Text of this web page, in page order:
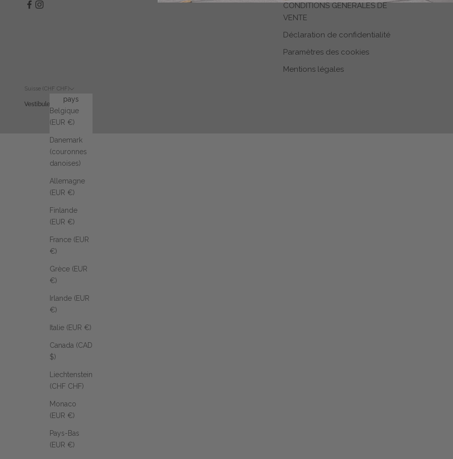
CONDITIONS GÉNÉRALES DE
VENTE
Déclaration de confidentialité
Paramètres des cookies
Mentions légales
Suisse (CHF CHF)
pays
Belgique
(EUR €)
Danemark
(couronnes
danoises)
Allemagne
(EUR €)
Finlande
(EUR €)
France (EUR
€)
Grèce (EUR
€)
Irlande (EUR
€)
Italie (EUR €)
Canada (CAD
$)
Liechtenstein
(CHF CHF)
Monaco
(EUR €)
Pays-Bas
(EUR €)
Vestibule